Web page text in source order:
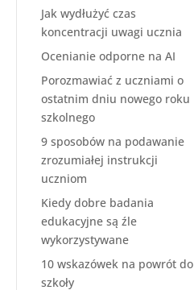
Jak wydłużyć czas
koncentracji uwagi ucznia
Ocenianie odporne na AI
Porozmawiać z uczniami o
ostatnim dniu nowego roku
szkolnego
9 sposobów na podawanie
zrozumiałej instrukcji
uczniom
Kiedy dobre badania
edukacyjne są źle
wykorzystywane
10 wskazówek na powrót do
szkoły